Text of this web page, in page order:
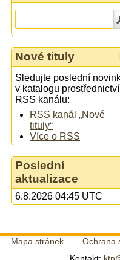
Nové tituly
Sledujte poslední
v katalogu
RSS kanálu:
RSS kanál „Nové
tituly“
Více o RSS
Poslední
aktualizace
6.8.2026 04:45 UTC
Mapa stránek Ochrana
Kontakt: